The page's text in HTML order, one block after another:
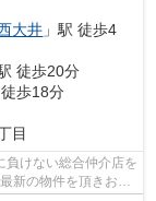
大井 」駅 徒歩4
徒歩20分
徒歩18分
目
負けない総合仲介店を
新の物件を頂きお客